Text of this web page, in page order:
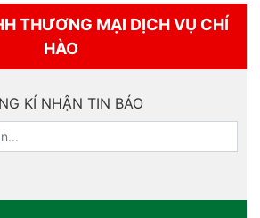
THƯƠNG MẠI DỊCH VỤ CHÍ
HÀO
KÍ NHẬN TIN BÁO